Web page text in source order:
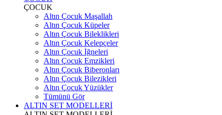
ÇOCUK
Altın Çocuk Maşallah
Altın Çocuk Küpeler
Altın Çocuk Bileklikleri
Altın Çocuk Kelepçeler
Altın Çocuk İğneleri
Altın Çocuk Emzikleri
Altın Çocuk Biberonları
Altın Çocuk Bilezikleri
Altın Çocuk Yüzükler
Tümünü Gör
ALTIN SET MODELLERİ